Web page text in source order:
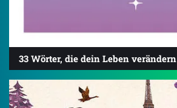
33 Wörter, die dein Leben verändern